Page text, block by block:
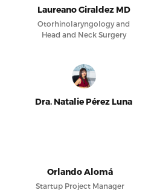
Laureano Giraldez MD
Otorhinolaryngology and
Head and Neck Surgery
Dra. Natalie Pérez Luna
Orlando Alomá
Startup Project Manager